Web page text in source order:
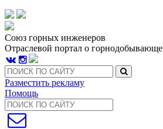
Союз горных инженеров
Отраслевой портал о
Разместить рекламу
Помощь